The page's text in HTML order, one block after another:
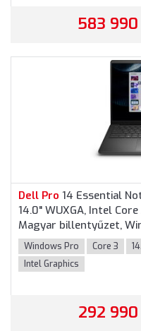
583
Dell Pro 14 Essential
14.0" WUXGA, Intel Core
Magyar billentyűzet,
garancia, Fekete színben
Windows Pro Core 3
Intel Graphics
292